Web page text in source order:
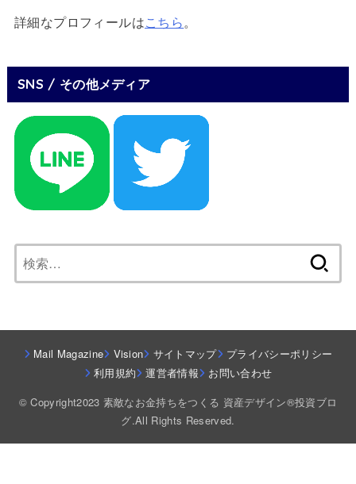
詳細なプロフィールはこちら。
SNS / その他メディア
索:
Mail Magazine Vision サイトマップ
プライバシーポリシー
利用規約
運営者情報
お問い合わせ
© Copyright2023 素敵なお金持ちをつくる 資産デザイン®投資ブロ
グ.All Rights Reserved.